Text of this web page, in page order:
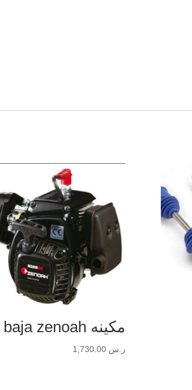
مكينه baja zenoah
ر.س